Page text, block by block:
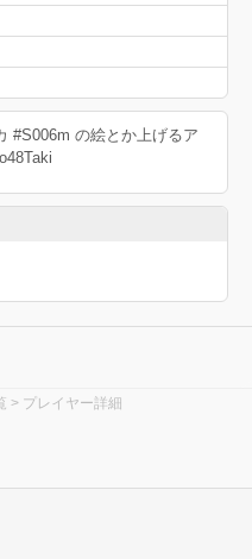
#S006m の絵とか上げるア
> プレイヤー詳細